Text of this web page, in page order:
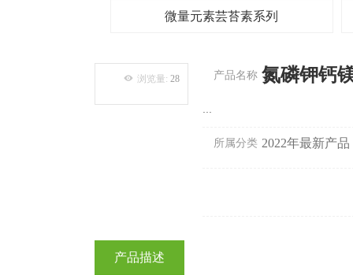
微量元素芸苔素系列
浏览量: 28 产品名称 氮磷钾钙
所属分类 2022年最新产品
产品描述